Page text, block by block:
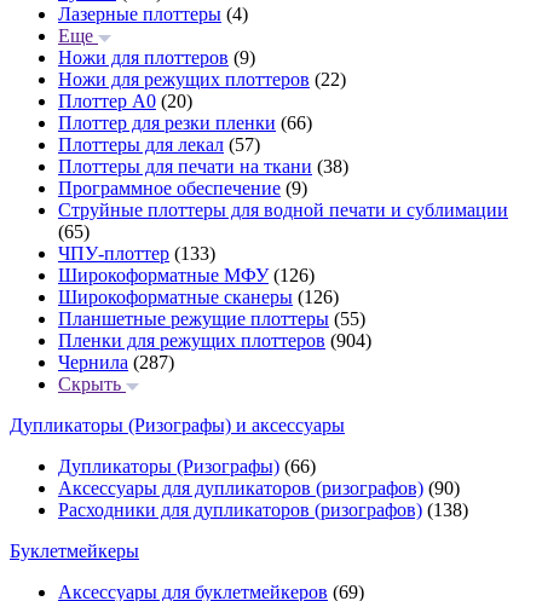
Лазерные плоттеры (4)
Еще
Ножи для плоттеров (9)
Ножи для режущих плоттеров (22)
Плоттер А0 (20)
Плоттер для резки пленки (66)
Плоттеры для лекал (57)
Плоттеры для печати на ткани (38)
Программное обеспечение (9)
Струйные плоттеры для водной печати и сублимации
(65)
ЧПУ-плоттер (133)
Широкоформатные МФУ(126)
Широкоформатные сканеры (126)
Планшетные режущие плоттеры (55)
Пленки для режущих плоттеров (904)
Чернила (287)
Скрыть
Дупликаторы (Ризографы) и аксессуары
Дупликаторы (Ризографы) (66)
Аксессуары для дупликаторов (ризографов) (90)
Расходники для дупликаторов (ризографов) (138)
Буклетмейкеры
Аксессуары для буклетмейкеров (69)